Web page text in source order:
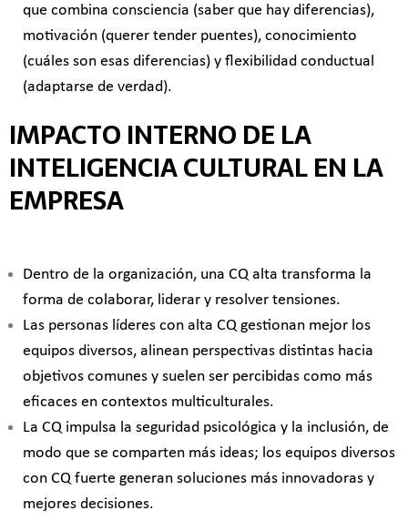
que combina consciencia (saber que hay diferencias),
motivación (querer tender puentes), conocimiento
(cuáles son esas diferencias) y flexibilidad conductual
(adaptarse de verdad).
IMPACTO INTERNO DE LA
INTELIGENCIA CULTURAL EN LA
EMPRESA
Dentro de la organización, una CQ alta transforma la
forma de colaborar, liderar y resolver tensiones.
Las personas líderes con alta CQ gestionan mejor los
equipos diversos, alinean perspectivas distintas hacia
objetivos comunes y suelen ser percibidas como más
eficaces en contextos multiculturales.
La CQ impulsa la seguridad psicológica y la inclusión, de
modo que se comparten más ideas; los equipos diversos
con CQ fuerte generan soluciones más innovadoras y
mejores decisiones.